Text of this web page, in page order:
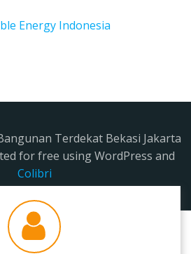
Energy Indonesia
Terdekat Bekasi Jakarta
for free using WordPress and
Colibri